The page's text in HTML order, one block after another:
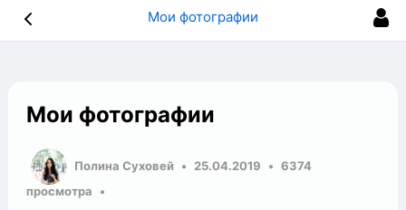
Мои фотографии
Мои фотографии
Полина Суховей 25.04.2019
6374
просмотра